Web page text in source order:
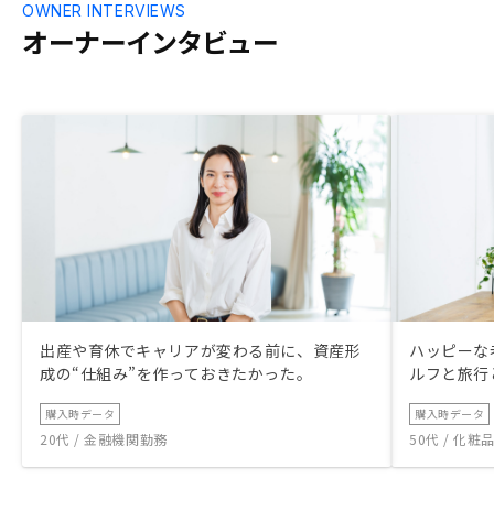
オーナーインタビュー
OWNER INTERVIEWS
出産や育休でキャリアが変わる前に、資産形
成の“仕組み”を作っておきたかった。
購入時データ
20代 / 金融機関勤務
ハッピー
ルフと旅
購入時データ
50代 / 化粧